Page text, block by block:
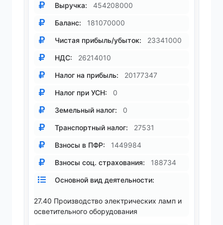
Выручка: 454208000
Баланс: 181070000
Чистая прибыль/убыток: 23341000
НДС: 26214010
Налог на прибыль: 20177347
Налог при УСН: 0
Земельный налог: 0
Транспортный налог: 27531
Взносы в ПФР: 1449984
Взносы соц. страхования: 188734
Основной вид деятельности:
27.40 Производство электрических ламп и
осветительного оборудования